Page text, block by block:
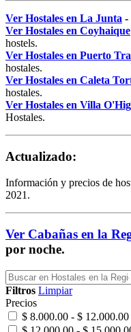
Ver Hostales en La Junta -
Ver Hostales en Coyhaique
hostels.
Ver Hostales en Puerto
hostales.
Ver Hostales en Caleta
hostales.
Ver Hostales en Villa
Hostales.
Actualizado:
Información y precios de
2021.
Ver Cabañas en la
por noche.
Filtros Limpiar
Precios
$ 8.000.00 - $ 12.000.00